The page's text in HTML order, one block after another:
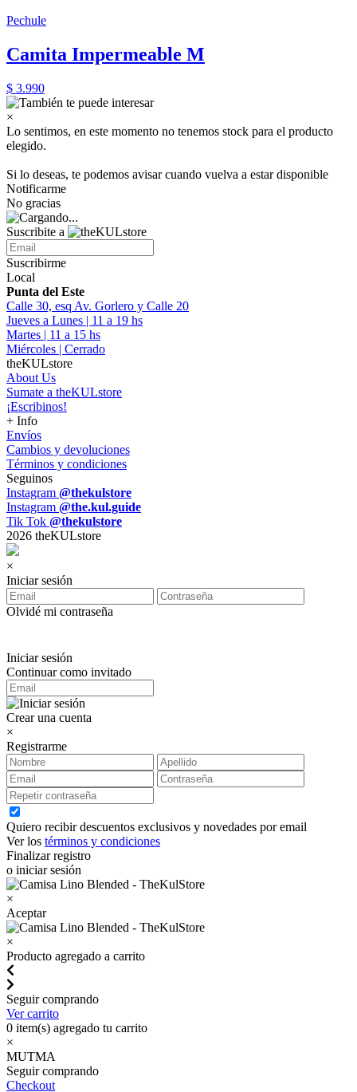
Pechule
Camita Impermeable M
$ 3.990
×
Lo sentimos, en este momento no tenemos stock para el producto
elegido.
Si lo deseas, te podemos avisar cuando vuelva a estar disponible
Notificarme
No gracias
Suscribite a
Suscribirme
Local
Punta del Este
Calle 30, esq Av. Gorlero y Calle 20
Jueves a Lunes | 11 a 19 hs
Martes | 11 a 15 hs
Miércoles | Cerrado
theKULstore
About Us
Sumate a theKULstore
¡Escribinos!
+ Info
Envíos
Cambios y devoluciones
Términos y condiciones
Seguinos
Instagram @thekulstore
Instagram @the.kul.guide
Tik Tok @thekulstore
2026 theKULstore
×
Iniciar sesión
Olvidé mi contraseña
Iniciar sesión
Continuar como invitado
Crear una cuenta
×
Registrarme
Quiero recibir descuentos exclusivos y novedades por email
Ver los términos y condiciones
Finalizar registro
o iniciar sesión
×
Aceptar
×
Producto agregado a carrito
Seguir comprando
Ver carrito
0 item(s) agregado tu carrito
×
MUTMA
Seguir comprando
Checkout